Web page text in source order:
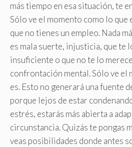
más tiempo en esa situación, te
Sólo ve el momento como lo que
que no tienes un empleo. Nada
es mala suerte, injusticia, que te
insuficiente o que no te lo
confrontación mental. Sólo ve el
es. Esto no generará una fuente
porque lejos de estar
estrés, estarás más abierta a
circunstancia. Quizás te pongas
veas posibilidades donde antes